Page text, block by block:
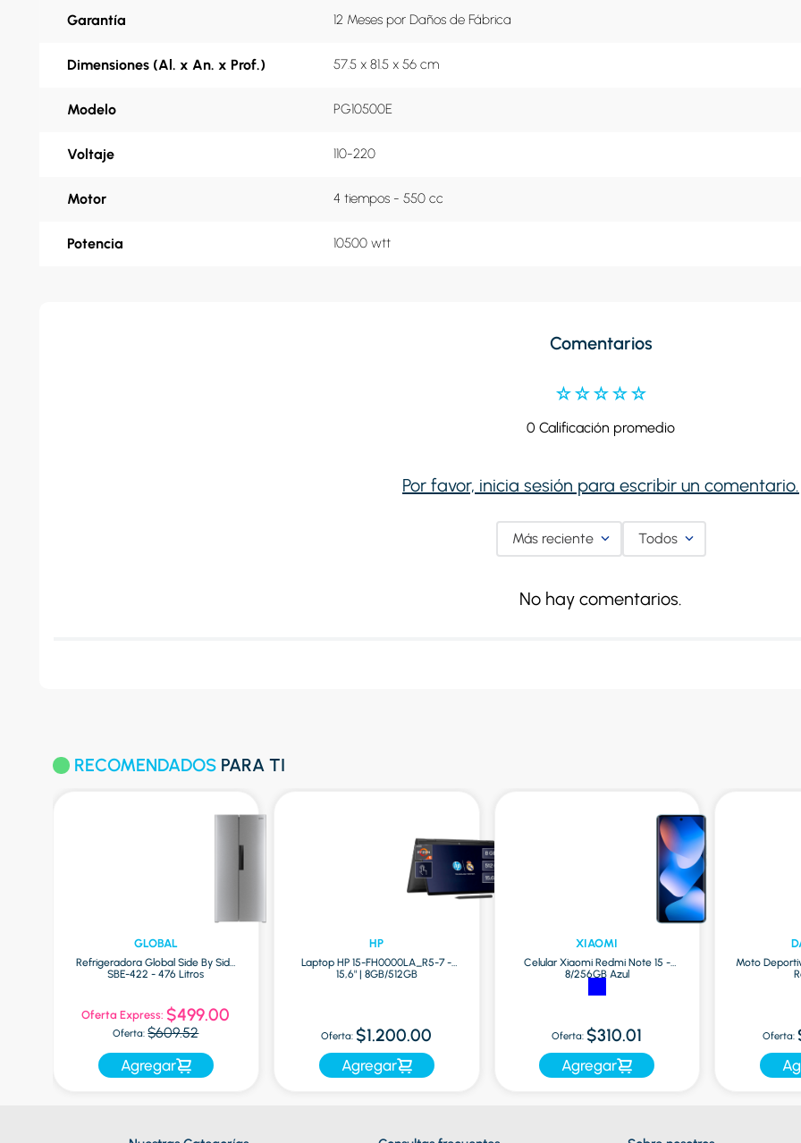
Garantía 12 Meses por Daños de Fábrica
Dimensiones (Al. x An. x Prof.) 57.5 x 81.5 x 56 cm
Modelo PG10500E
Voltaje 110-220
Motor 4 tiempos - 550 cc
Potencia 10500 wtt
Comentarios
☆☆☆☆☆
0 Calificación promedio
Por favor, inicia sesión para escribir un comentario.
Más reciente Todos
No hay comentarios.
RECOMENDADOS PARA TI
GLOBAL
Refrigeradora Global Side By Side
SBE-422 - 476 Litros
Oferta Express: $499.00
Oferta: $609.52
Agregar
HP
Laptop HP 15-FH0000LA_R5-7 -
15,6" | 8GB/512GB
Oferta: $1.200.00
Agregar
XIAOMI
Celular Xiaomi Redmi Note 15 -
8/256GB Azul
Oferta: $310.01
Agregar
Moto
Oferta: